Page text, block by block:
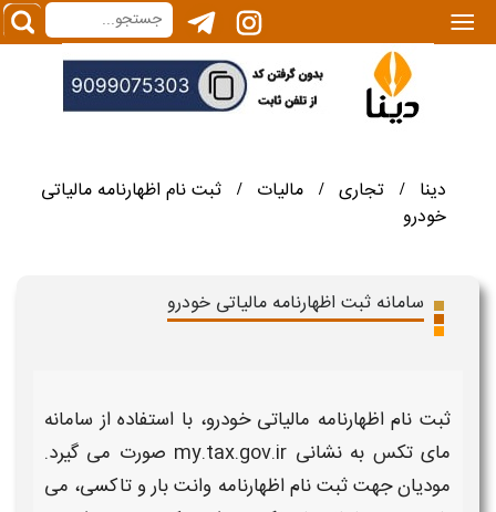
|||
دینا / تجاری / مالیات /
ثبت نام اظهارنامه مالیاتی
خودرو
سامانه ثبت اظهارنامه مالیاتی خودرو
ثبت نام اظهارنامه مالیاتی خودرو، با استفاده از سامانه
مای تکس به نشانی my.tax.gov.ir صورت می گیرد.
مودیان جهتثبت نام اظهارنامه وانت باروتاکسی، می